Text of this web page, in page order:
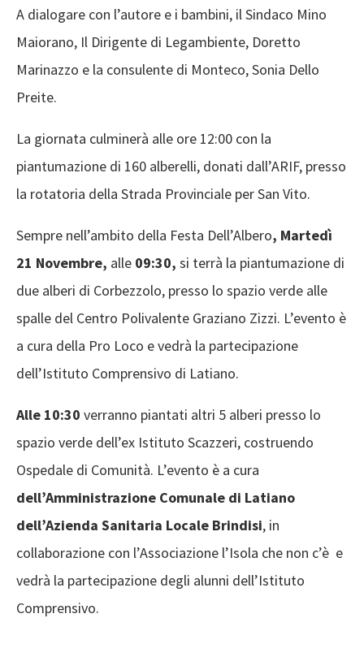
A dialogare con l’autore e i bambini, il Sindaco Mino
Maiorano, Il Dirigente di Legambiente, Doretto
Marinazzo e la consulente di Monteco, Sonia Dello
Preite.
La giornata culminerà alle ore 12:00 con la
piantumazione di 160 alberelli, donati dall’ARIF, presso
la rotatoria della Strada Provinciale per San Vito.
Sempre nell’ambito della Festa Dell’Albero, Martedì
21 Novembre, alle 09:30, si terrà la piantumazione di
due alberi di Corbezzolo, presso lo spazio verde alle
spalle del Centro Polivalente Graziano Zizzi. L’evento è
a cura della Pro Loco e vedrà la partecipazione
dell’Istituto Comprensivo di Latiano.
Alle 10:30 verranno piantati altri 5 alberi presso lo
spazio verde dell’ex Istituto Scazzeri, costruendo
Ospedale di Comunità. L’evento è a cura
dell’Amministrazione Comunale di Latiano
dell’Azienda Sanitaria Locale Brindisi, in
collaborazione con l’Associazione l’Isola che non c’è e
vedrà la partecipazione degli alunni dell’Istituto
Comprensivo.